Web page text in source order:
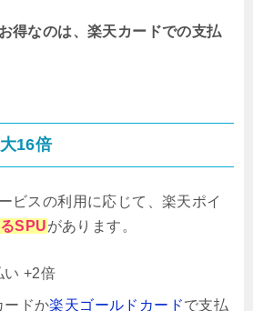
得なのは、楽天カードでの支払
16倍
ビスの利用に応じて、楽天ポイ
SPUがあります。
い +2倍
ードか楽天ゴールドカードで支払